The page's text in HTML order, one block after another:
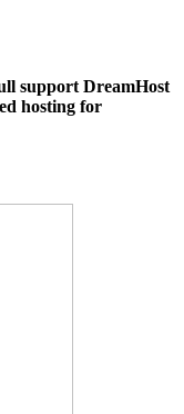
support DreamHost
hosting for